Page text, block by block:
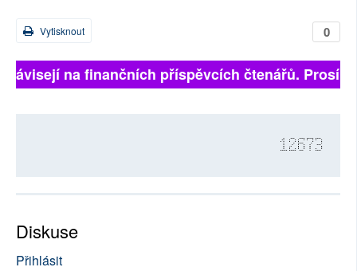
0
Vytisknout
na finančních příspěvcích čtenářů.
12673
Diskuse
Přihlásit